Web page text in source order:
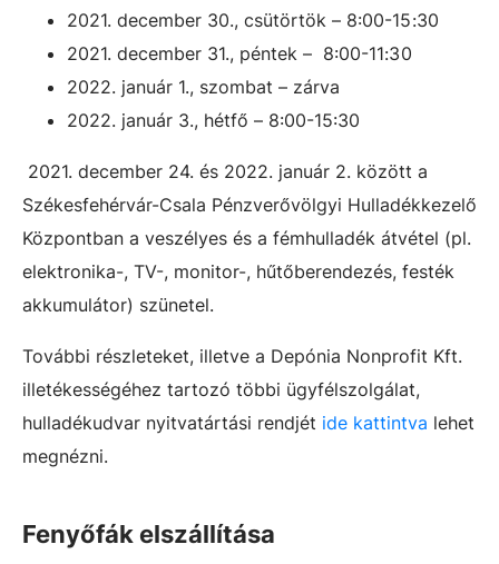
2021. december 30., csütörtök – 8:00-15:30
2021. december 31., péntek – 8:00-11:30
2022. január 1., szombat – zárva
2022. január 3., hétfő – 8:00-15:30
2021. december 24. és 2022. január 2. között a
Székesfehérvár-Csala Pénzverővölgyi Hulladékkezelő
Központban a veszélyes és a fémhulladék átvétel (pl.
elektronika-, TV-, monitor-, hűtőberendezés, festék
akkumulátor) szünetel.
További részleteket, illetve a Depónia Nonprofit Kft.
illetékességéhez tartozó többi ügyfélszolgálat,
hulladékudvar nyitvatártási rendjét ide kattintva lehet
megnézni.
Fenyőfák elszállítása